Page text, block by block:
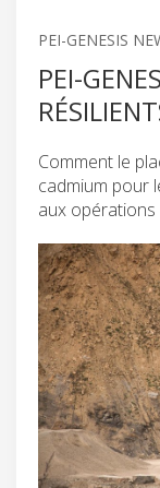
PEI-GENESIS
PEI-
Comment le
cadmium pour
aux opérations